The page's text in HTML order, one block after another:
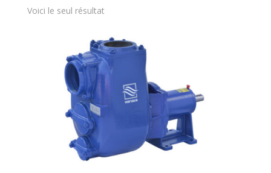
Voici le seul résultat